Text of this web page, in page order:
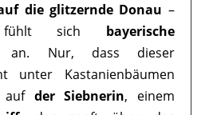
die glitzernde Donau –
fühlt sich bayerische
an. Nur, dass dieser
unter Kastanienbäumen
auf der Siebnerin, einem